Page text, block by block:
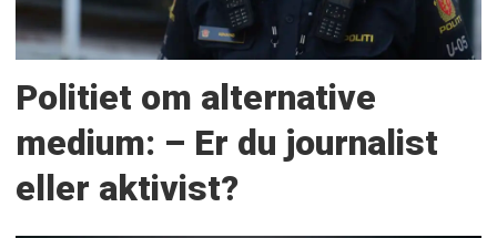
Politiet om alternative
medium: – Er du journalist
eller aktivist?